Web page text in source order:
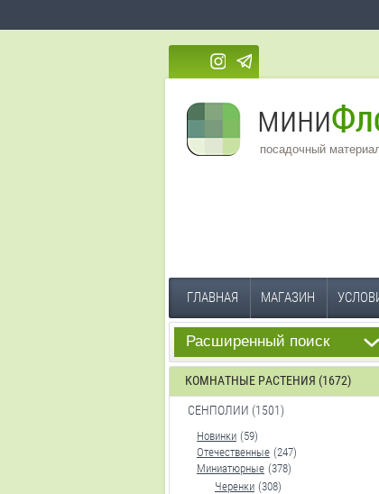
посадочный
ГЛАВНАЯ МАГАЗИН
Расширенный поиск
КОМНАТНЫЕ РАСТЕНИЯ (1672)
СЕНПОЛИИ (1501)
Новинки (59)
Отечественные (247)
Миниатюрные (378)
Черенки (308)